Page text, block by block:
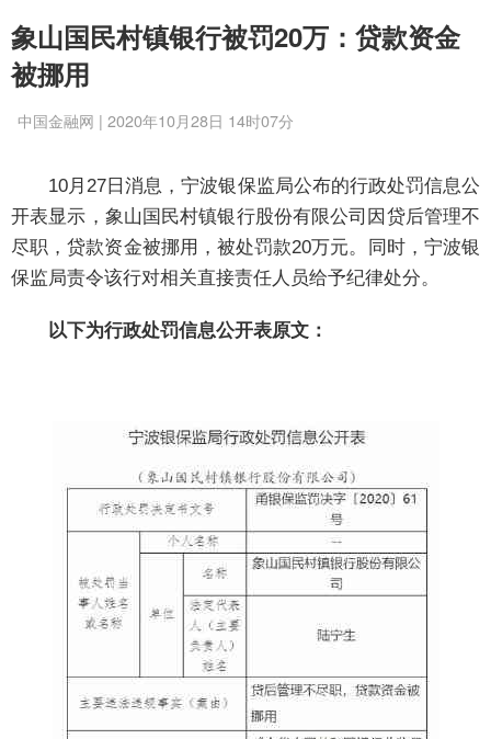
象山国民村镇银行被罚20万：贷款资金
被挪用
中国金融网 | 2020年10月28日 14时07分
10月27日消息，宁波银保监局公布的行政处罚信息公
开表显示，象山国民村镇银行股份有限公司因贷后管理不
尽职，贷款资金被挪用，被处罚款20万元。同时，宁波银
保监局责令该行对相关直接责任人员给予纪律处分。
以下为行政处罚信息公开表原文：